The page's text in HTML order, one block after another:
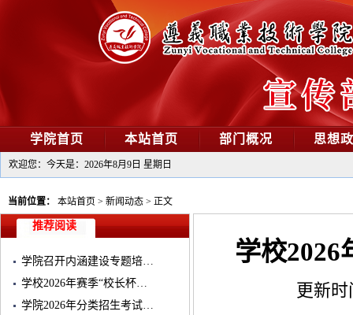
学院首页 本站首页 部门概况 思想
欢迎您：今天是： 2026年8月9日 星期日
当前位置： 本站首页 > 新闻动态 > 正文
推荐阅读
学院召开内涵建设专题培…
学校2026年赛季“校长杯…
学院2026年分类招生考试…
学校2026
更新时